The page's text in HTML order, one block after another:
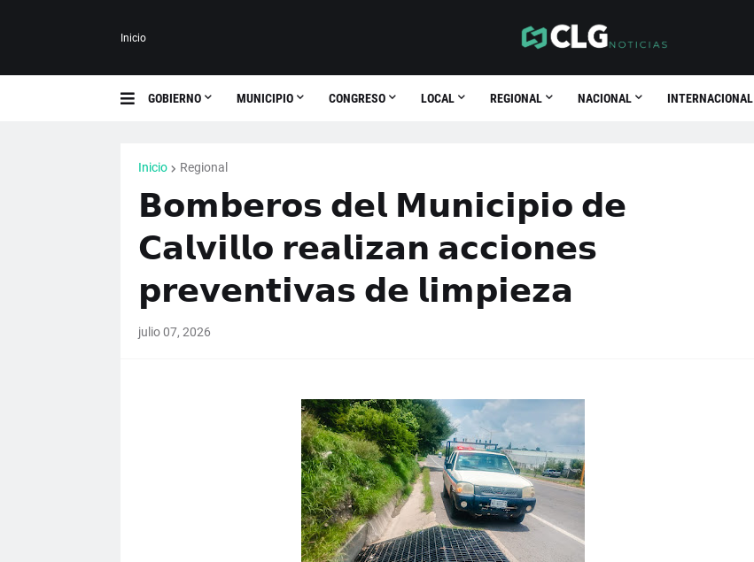
Inicio
GOBIERNO MUNICIPIO CONGRESO LOCAL REGIONAL NACIONAL INTERNACIONAL
Inicio Regional
𝗕𝗼𝗺𝗯𝗲𝗿𝗼𝘀 𝗱𝗲𝗹 𝗠𝘂𝗻𝗶𝗰𝗶𝗽𝗶𝗼 𝗱𝗲
𝗖𝗮𝗹𝘃𝗶𝗹𝗹𝗼 𝗿𝗲𝗮𝗹𝗶𝘇𝗮𝗻 𝗮𝗰𝗰𝗶𝗼𝗻𝗲𝘀
𝗽𝗿𝗲𝘃𝗲𝗻𝘁𝗶𝘃𝗮𝘀 𝗱𝗲 𝗹𝗶𝗺𝗽𝗶𝗲𝘇𝗮
julio 07, 2026